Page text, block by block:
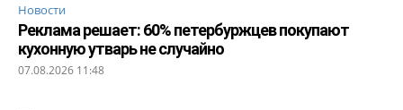
Новости
Реклама решает: 60% петербуржцев покупают
кухонную утварь не случайно
07.08.2026 11:48